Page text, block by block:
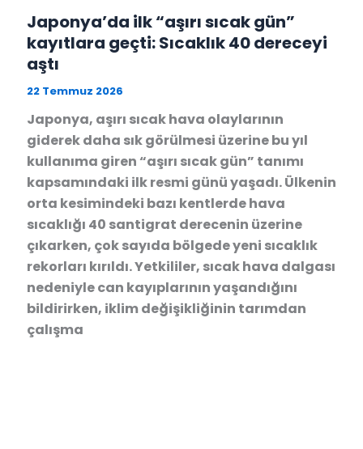
Japonya’da ilk “aşırı sıcak gün”
kayıtlara geçti: Sıcaklık 40 dereceyi
aştı
22 Temmuz 2026
Japonya, aşırı sıcak hava olaylarının
giderek daha sık görülmesi üzerine bu yıl
kullanıma giren “aşırı sıcak gün” tanımı
kapsamındaki ilk resmi günü yaşadı. Ülkenin
orta kesimindeki bazı kentlerde hava
sıcaklığı 40 santigrat derecenin üzerine
çıkarken, çok sayıda bölgede yeni sıcaklık
rekorları kırıldı. Yetkililer, sıcak hava dalgası
nedeniyle can kayıplarının yaşandığını
bildirirken, iklim değişikliğinin tarımdan
çalışma